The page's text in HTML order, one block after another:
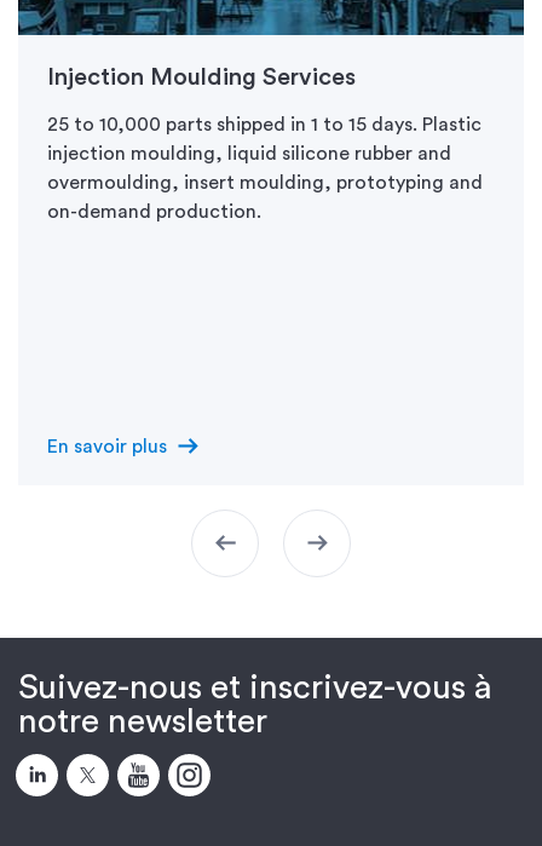
Injection Moulding Services
25 to 10,000 parts shipped in 1 to 15 days. Plastic
injection moulding, liquid silicone rubber and
overmoulding, insert moulding, prototyping and
on-demand production.
En savoir plus arrow_right_alt
arrow_left_alt arrow_right_alt
Suivez-nous et inscrivez-vous à
notre newsletter